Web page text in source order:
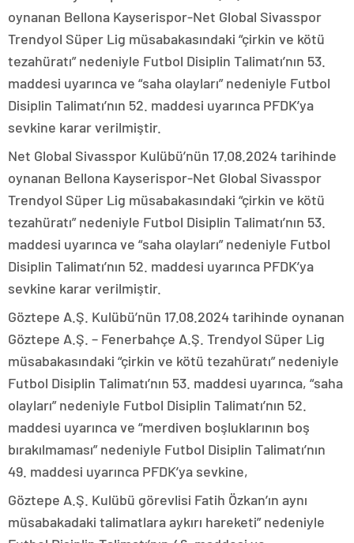
oynanan Bellona Kayserispor-Net Global Sivasspor
Trendyol Süper Lig müsabakasındaki “çirkin ve kötü
tezahüratı” nedeniyle Futbol Disiplin Talimatı’nın 53.
maddesi uyarınca ve “saha olayları” nedeniyle Futbol
Disiplin Talimatı’nın 52. maddesi uyarınca PFDK’ya
sevkine karar verilmiştir.
Net Global Sivasspor Kulübü’nün 17.08.2024 tarihinde
oynanan Bellona Kayserispor-Net Global Sivasspor
Trendyol Süper Lig müsabakasındaki “çirkin ve kötü
tezahüratı” nedeniyle Futbol Disiplin Talimatı’nın 53.
maddesi uyarınca ve “saha olayları” nedeniyle Futbol
Disiplin Talimatı’nın 52. maddesi uyarınca PFDK’ya
sevkine karar verilmiştir.
Göztepe A.Ş. Kulübü’nün 17.08.2024 tarihinde oynanan
Göztepe A.Ş. – Fenerbahçe A.Ş. Trendyol Süper Lig
müsabakasındaki “çirkin ve kötü tezahüratı” nedeniyle
Futbol Disiplin Talimatı’nın 53. maddesi uyarınca, “saha
olayları” nedeniyle Futbol Disiplin Talimatı’nın 52.
maddesi uyarınca ve “merdiven boşluklarının boş
bırakılmaması” nedeniyle Futbol Disiplin Talimatı’nın
49. maddesi uyarınca PFDK’ya sevkine,
Göztepe A.Ş. Kulübü görevlisi Fatih Özkan’ın aynı
müsabakadaki talimatlara aykırı hareketi” nedeniyle